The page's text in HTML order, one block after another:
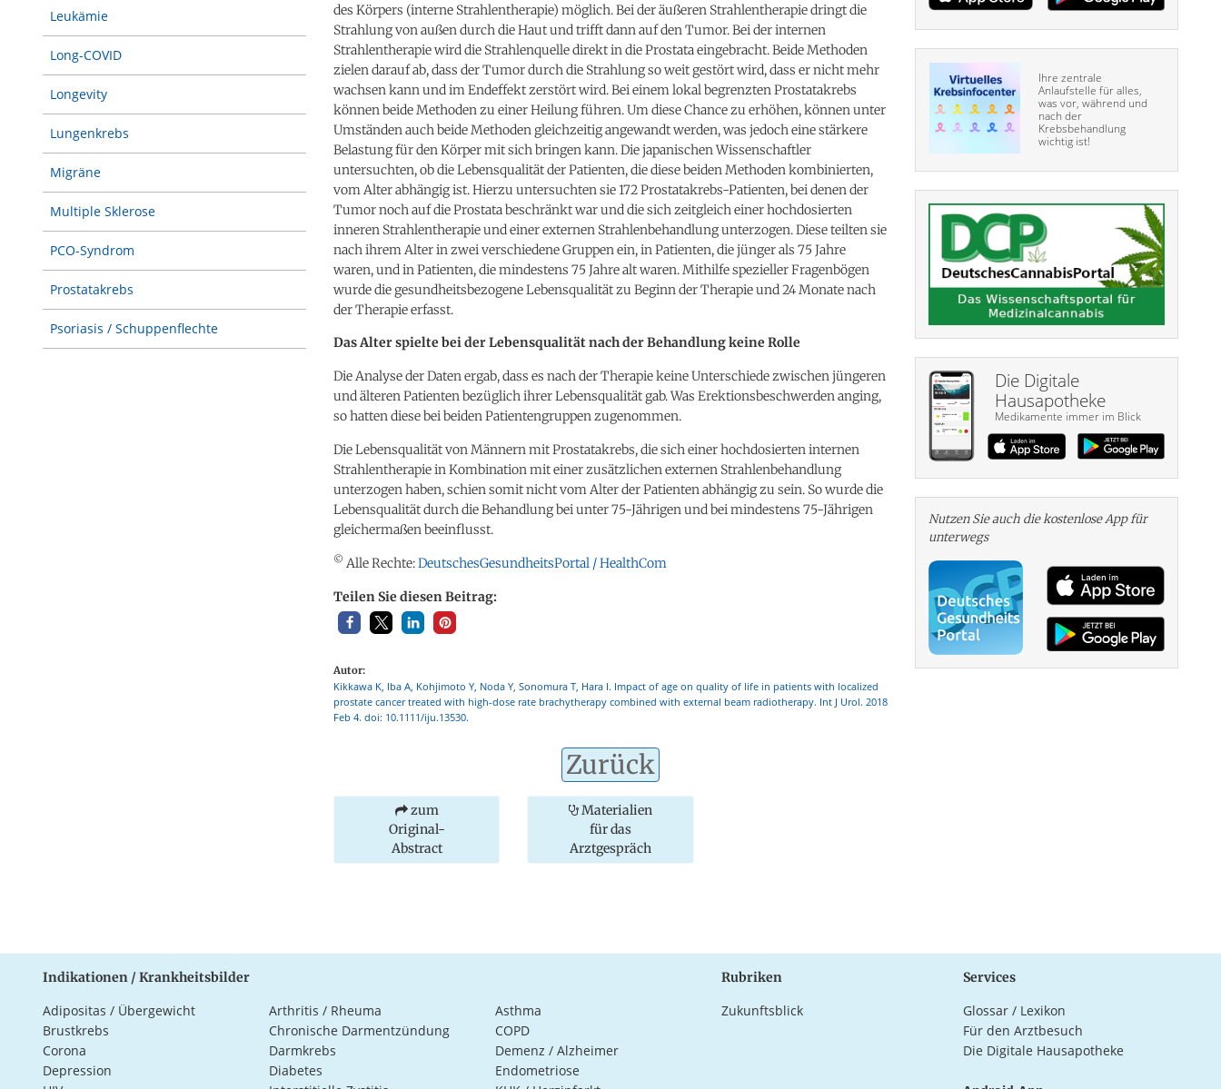
Leukämie
Long-COVID
Longevity
Lungenkrebs
Migräne
Multiple Sklerose
PCO-Syndrom
Prostatakrebs
Psoriasis / Schuppenflechte
des Körpers (interne Strahlentherapie) möglich. Bei der äußeren Strahlentherapie dringt die
Strahlung von außen durch die Haut und trifft dann auf den Tumor. Bei der internen
Strahlentherapie wird die Strahlenquelle direkt in die Prostata eingebracht. Beide Methoden
zielen darauf ab, dass der Tumor durch die Strahlung so weit gestört wird, dass er nicht mehr
wachsen kann und im Endeffekt zerstört wird. Bei einem lokal begrenzten Prostatakrebs
können beide Methoden zu einer Heilung führen. Um diese Chance zu erhöhen, können unter
Umständen auch beide Methoden gleichzeitig angewandt werden, was jedoch eine stärkere
Belastung für den Körper mit sich bringen kann. Die japanischen Wissenschaftler
untersuchten, ob die Lebensqualität der Patienten, die diese beiden Methoden kombinierten,
vom Alter abhängig ist. Hierzu untersuchten sie 172 Prostatakrebs-Patienten, bei denen der
Tumor noch auf die Prostata beschränkt war und die sich zeitgleich einer hochdosierten
inneren Strahlentherapie und einer externen Strahlenbehandlung unterzogen. Diese teilten sie
nach ihrem Alter in zwei verschiedene Gruppen ein, in Patienten, die jünger als 75 Jahre
waren, und in Patienten, die mindestens 75 Jahre alt waren. Mithilfe spezieller Fragenbögen
wurde die gesundheitsbezogene Lebensqualität zu Beginn der Therapie und 24 Monate nach
der Therapie erfasst.
Das Alter spielte bei der Lebensqualität nach der Behandlung keine Rolle
Die Analyse der Daten ergab, dass es nach der Therapie keine Unterschiede zwischen jüngeren
und älteren Patienten bezüglich ihrer Lebensqualität gab. Was Erektionsbeschwerden anging,
so hatten diese bei beiden Patientengruppen zugenommen.
Die Lebensqualität von Männern mit Prostatakrebs, die sich einer hochdosierten internen
Strahlentherapie in Kombination mit einer zusätzlichen externen Strahlenbehandlung
unterzogen haben, schien somit nicht vom Alter der Patienten abhängig zu sein. So wurde die
Lebensqualität durch die Behandlung bei unter 75-Jährigen und bei mindestens 75-Jährigen
gleichermaßen beeinflusst.
© Alle Rechte:DeutschesGesundheitsPortal / HealthCom
Teilen Sie diesen Beitrag:
Autor:
Kikkawa K, Iba A, Kohjimoto Y, Noda Y, Sonomura T, Hara I. Impact of age on quality of life in patients with localized
prostate cancer treated with high-dose rate brachytherapy combined with external beam radiotherapy. Int J Urol. 2018
Feb 4. doi: 10.1111/iju.13530.
Zurück
zum
Original-
Abstract
Materialien
für das
Arztgespräch
Ihre zentrale
Anlaufstelle für alles,
was vor, während und
nach der
Krebsbehandlung
wichtig ist!
Die Digitale
Hausapotheke
Medikamente immer im Blick
Nutzen Sie auch die kosten­lose App für
unterwegs
Indikationen / Krankheitsbilder
Adipositas / Übergewicht Arthritis / Rheuma
Asthma
Brustkrebs
Chronische Darmentzündung
COPD
Corona
Darmkrebs
Demenz / Alzheimer
Depression
Diabetes
Endometriose
Rubriken
Zukunftsblick
Services
Glossar / Lexikon
Für den Arztbesuch
Die Digitale Hausapotheke